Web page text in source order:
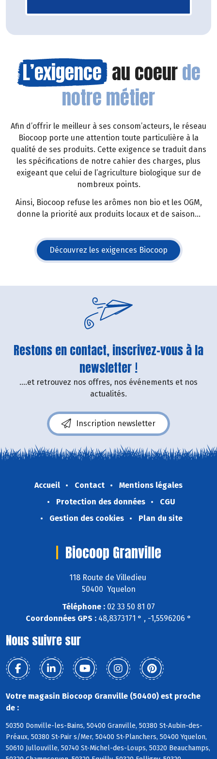
L’exigence au coeurde
notre métier
Afin d’offrir le meilleur à ses consom’acteurs, le réseau
Biocoop porte une attention toute particulière à la
qualité de ses produits. Cette exigence se traduit dans
les spécifications de notre cahier des charges, plus
exigeant que celui de l’agriculture biologique sur de
nombreux points.
Ainsi, Biocoop refuse les arômes non bio et les OGM,
donne la priorité aux produits locaux et de saison...
Découvrez les exigences Biocoop
(s'ouvre dans une nouvelle
Restons en contact, inscrivez-vous à la
newsletter !
....et retrouvez nos offres, nos événements et nos
actualités.
Inscription newsletter
Accueil Contact
Mentions légales
Protection des données
CGU
Gestion des cookies
Plan du site
Biocoop Granville
118 Route de Villedieu
50400 Yquelon
Téléphone : 02 33 50 81 07
Coordonnées GPS : 48,8373171 ° , -1,5596206 °
Nous suivre sur
Votre magasin Biocoop Granville (50400) est proche
de :
50350 Donville-les-Bains, 50400 Granville, 50380 St-Aubin-des-
Préaux, 50380 St-Pair s/Mer, 50400 St-Planchers, 50400 Yquelon,
50610 Jullouville, 50740 St-Michel-des-Loups, 50320 Beauchamps,